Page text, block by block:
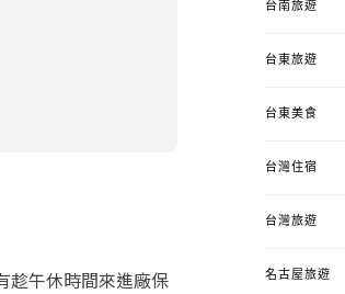
趁午休時間來進廠保
台南旅遊
台東旅遊
台東美食
台灣住宿
台灣旅遊
名古屋旅遊